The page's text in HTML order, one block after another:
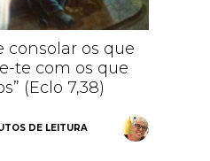
consolar os que
te com os que
(Eclo 7,38)
DE LEITURA